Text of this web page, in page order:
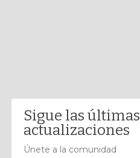
Sigue las últimas
actualizaciones
Únete a la comunidad